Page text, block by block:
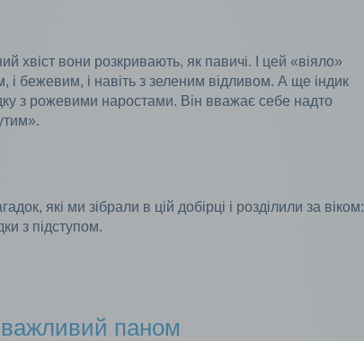
хвіст вони розкривають, як павичі. І цей «віяло»
і бежевим, і навіть з зеленим відливом. А ще індик
з рожевими наростами. Він вважає себе надто
які ми зібрали в цій добірці і розділили за віком:
з підступом.
важливий паном